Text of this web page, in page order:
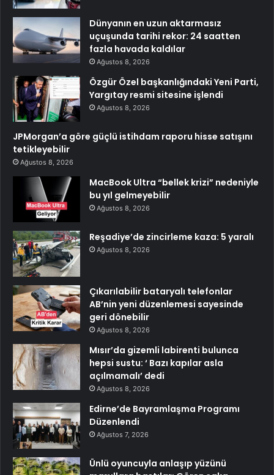
Dünyanın en uzun aktarmasız
uçuşunda tarihi rekor: 24 saatten
fazla havada kaldılar
Ağustos 8, 2026
Özgür Özel başkanlığındaki Yeni Parti,
Yargıtay resmi sitesine işlendi
Ağustos 8, 2026
JPMorgan’a göre güçlü istihdam raporu hisse satışını
tetikleyebilir
Ağustos 8, 2026
MacBook Ultra “bellek krizi” nedeniyle
bu yıl gelmeyebilir
Ağustos 8, 2026
Reşadiye’de zincirleme kaza: 5 yaralı
Ağustos 8, 2026
Çıkarılabilir bataryalı telefonlar
AB’nin yeni düzenlemesi sayesinde
geri dönebilir
Ağustos 8, 2026
Mısır’da gizemli labirenti bulunca
hepsi sustu: ‘ Bazı kapılar asla
açılmamalı’ dedi
Ağustos 8, 2026
Edirne’de Bayramlaşma Programı
Düzenlendi
Ağustos 7, 2026
Ünlü oyuncuyla anlaşıp yüzünü